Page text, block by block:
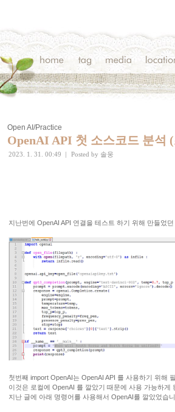
Open AI/Practice
OpenAI API 첫 소스코드 분석
2023. 1. 31. 00:49 | Posted by 솔웅
지난번에 OpenAI API 연결을 테스트 하기 위해 만들었
첫번째 import OpenAI는 OpenAI API 를 사용하기 위해
이것은 로컬에 OpenAI 를 깔았기 때문에 사용 가능하게
지난 글에 아래 명령어를 사용해서 OpenAI를 깔았었습니